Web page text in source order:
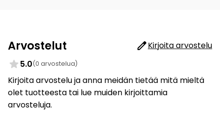
Arvostelut
Kirjoita arvostelu
5.0(0 arvostelua)
Kirjoita arvostelu ja anna meidän tietää mitä mieltä
olet tuotteesta tai lue muiden kirjoittamia
arvosteluja.